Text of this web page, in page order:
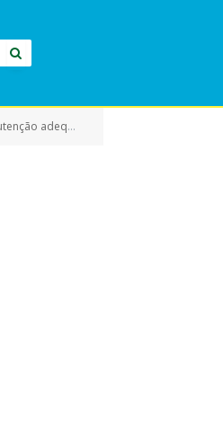
do Carajás/PA)